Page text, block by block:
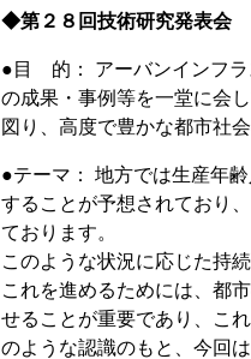
技
報
告
の
集
【エ
ン
ト
リ
ー
◆第２８回技術研究発表会
●目 的： アーバンインフラ
の成果・事例等を一堂に会
図り、高度で豊かな都市社
●テーマ： 地方では生産年
することが予想されており
ております。
このような状況に応じた持
これを進めるためには、都
せることが重要であり、こ
のような認識のもと、今回